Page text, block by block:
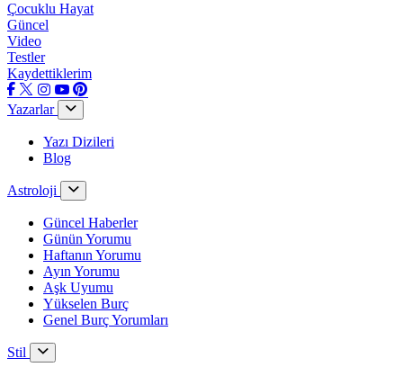
Çocuklu Hayat
Güncel
Video
Testler
Kaydettiklerim
Yazarlar
Yazı Dizileri
Blog
Astroloji
Güncel Haberler
Günün Yorumu
Haftanın Yorumu
Ayın Yorumu
Aşk Uyumu
Yükselen Burç
Genel Burç Yorumları
Stil